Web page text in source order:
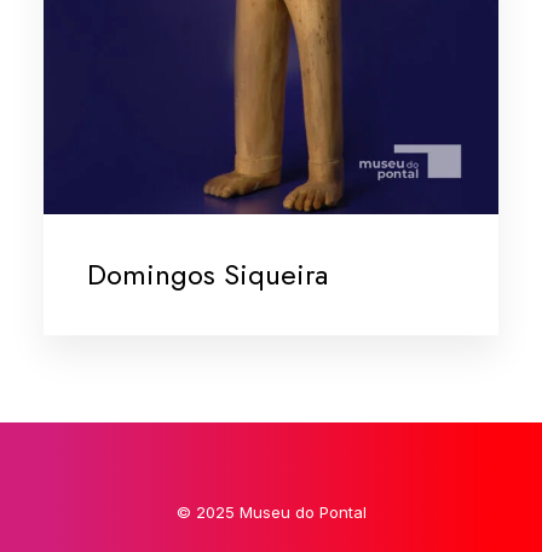
Domingos Siqueira
© 2025 Museu do Pontal